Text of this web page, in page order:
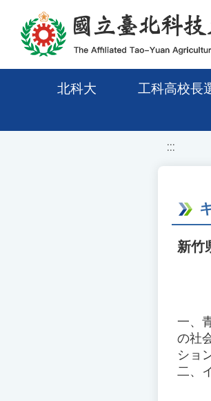
移至網頁之主要內容區位置
北科大 工科高校長
:::
新竹
一、
の社
ショ
二、